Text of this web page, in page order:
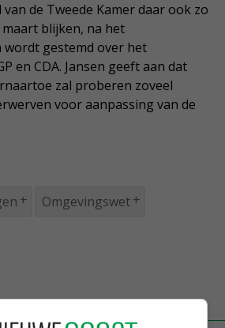
de Tweede Kamer daar ook zo
blijken, na het
wordt gestemd over het
en CDA. Jansen geeft aan dat
zal proberen zoveel
voor aanpassing van de
Omgevingswet